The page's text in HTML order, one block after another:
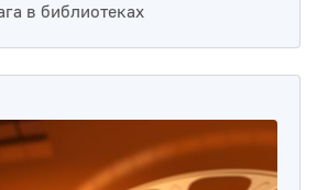
в библиотеках